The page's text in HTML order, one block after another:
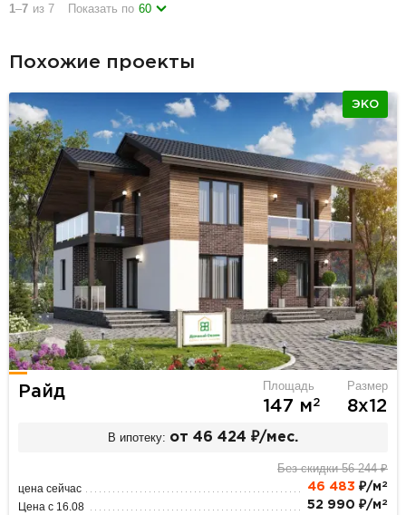
1–7 из 7 Показать по 60
Похожие проекты
ЭКО
Райд Площадь
147 м2
Размер
8х12
В ипотеку: от 46 424 ₽/мес.
Без скидки 56 244 ₽
цена сейчас 46 483 ₽/м 2
Цена с 16.08 52 990 ₽/м 2